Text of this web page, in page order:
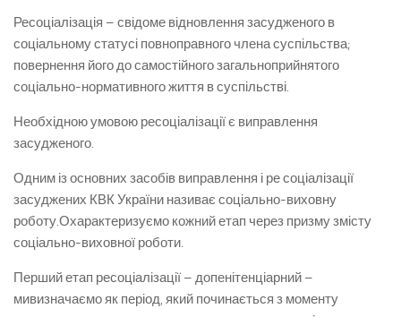
Ресоціалізація – свідоме відновлення засудженого в
соціальному статусі повноправного члена суспільства;
повернення його до самостійного загальноприйнятого
соціально-нормативного життя в суспільстві.
Необхідною умовою ресоціалізації є виправлення
засудженого.
Одним із основних засобів виправлення і ре соціалізації
засуджених КВК України називає соціально-виховну
роботу.Охарактеризуємо кожний етап через призму змісту
соціально-виховної роботи.
Перший етап ресоціалізації – допенітенціарний –
мивизначаємо як період, який починається з моменту